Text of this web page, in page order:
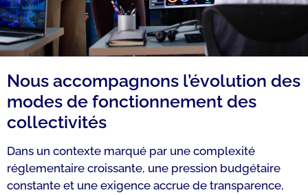
Nous accompagnons l’évolution des
modes de fonctionnement des
collectivités
Dans un contexte marqué par une complexité
réglementaire croissante, une pression budgétaire
constante et une exigence accrue de transparence,